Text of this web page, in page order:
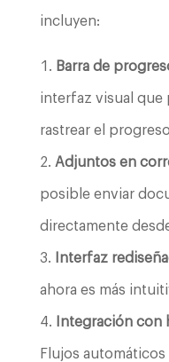
incluyen:
Barra de
interfaz visual que
rastrear el
Adjuntos en
posible enviar
directamente
Interfaz
ahora es más
Integración con
Flujos